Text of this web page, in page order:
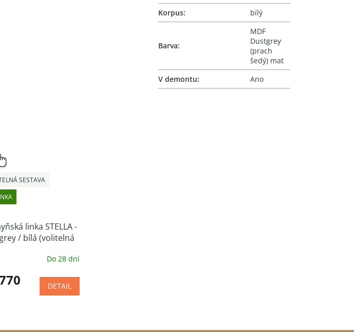
SESTAVA
linka STELLA -
/ bílá (volitelná
Do 28 dní
DETAIL
Korpus: bílý
Barva:
MDF
Dustgrey
(prach
šedý) mat
V demontu: Ano